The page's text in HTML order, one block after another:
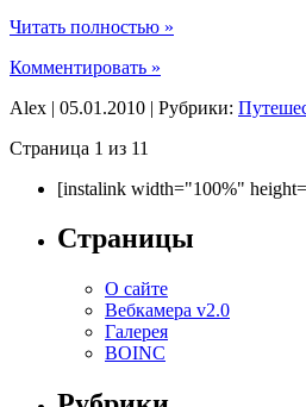
Читать полностью »
Комментировать »
Alex | 05.01.2010 | Рубрики:
Страница 1 из 11
[instalink width="100%"
Страницы
О сайте
Вебкамера v2.0
Галерея
BOINC